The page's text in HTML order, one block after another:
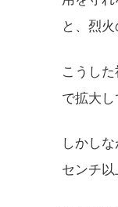
と、烈火
こうし
で拡大
しかし
センチ以